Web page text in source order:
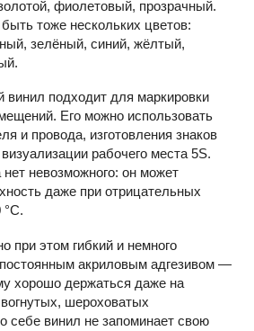
фиолетовый, прозрачный.
тоже нескольких цветов:
зелёный, синий, жёлтый,
винил подходит для маркировки
Его можно использовать
и провода, изготовления знаков
рабочего места 5S.
невозможного: он может
даже при отрицательных
°С.
при этом гибкий и немного
акриловым адгезивом —
хорошо держаться даже на
шероховатых
себе винил не запоминает свою